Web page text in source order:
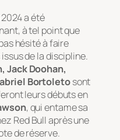
a été
à tel point que
hésité à faire
de la discipline.
Jack Doohan,
Bortoletosont
leurs débuts en
, qui entame sa
Red Bull après une
de réserve.